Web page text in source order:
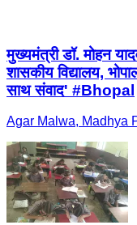
मुख्यमंत्री डॉ. मोहन
शासकीय विद्यालय,
साथ संवाद' #Bhopal
Agar Malwa, Madhya